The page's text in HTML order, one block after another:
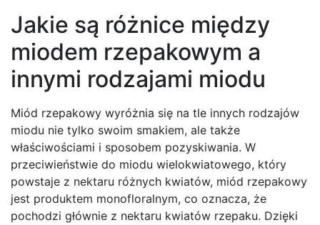
Jakie są różnice między
miodem rzepakowym a
innymi rodzajami miodu
Miód rzepakowy wyróżnia się na tle innych rodzajów
miodu nie tylko swoim smakiem, ale także
właściwościami i sposobem pozyskiwania. W
przeciwieństwie do miodu wielokwiatowego, który
powstaje z nektaru różnych kwiatów, miód rzepakowy
jest produktem monofloralnym, co oznacza, że
pochodzi głównie z nektaru kwiatów rzepaku. Dzięki